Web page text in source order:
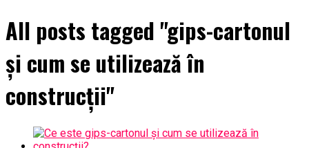
All posts tagged "gips-cartonul
și cum se utilizează în
construcții"